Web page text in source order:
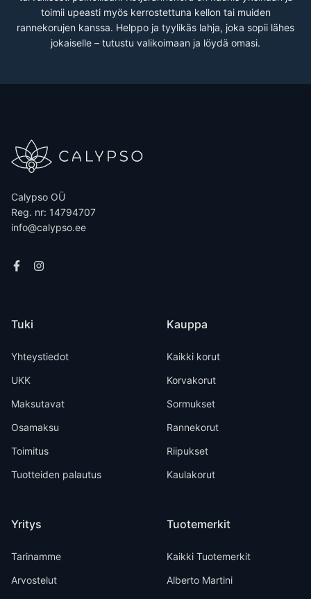
toimii upeasti myös kerrostettuna kellon tai muiden
rannekorujen kanssa. Helppo ja tyylikäs lahja, joka sopii lähes
jokaiselle – tutustu valikoimaan ja löydä omasi.
Calypso OÜ
Reg. nr: 14794707
info@calypso.ee
Tuki
Yhteystiedot
UKK
Maksutavat
Osamaksu
Toimitus
Tuotteiden palautus
Yritys
Tarinamme
Arvostelut
Kauppa
Kaikki korut
Korvakorut
Sormukset
Rannekorut
Riipukset
Kaulakorut
Tuotemerkit
Kaikki Tuotemerkit
Alberto Martini